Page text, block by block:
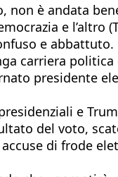
è andata
e l’altro
e abbattuto.
carriera politica
presidente
e
del voto,
di frode